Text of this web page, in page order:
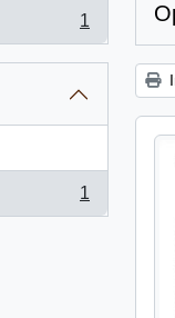
1
1